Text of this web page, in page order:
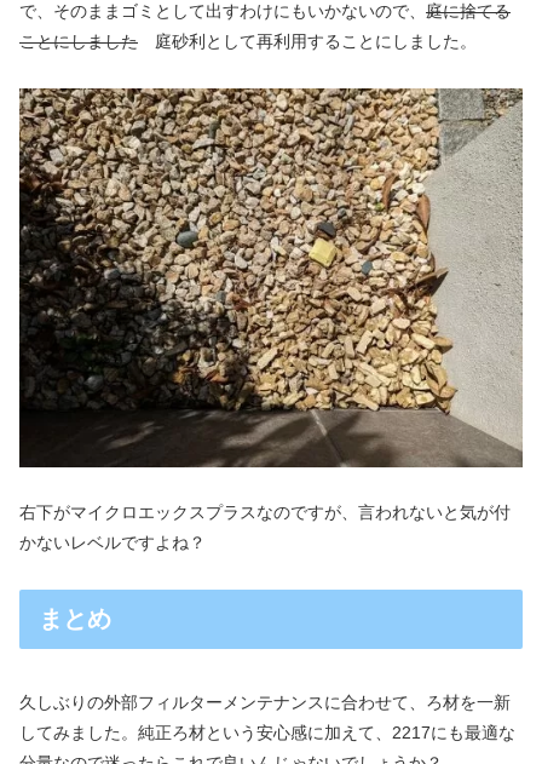
で、そのままゴミとして出すわけにもいかないので、 庭に捨てる
ことにしました 庭砂利として再利用することにしました。
右下がマイクロエックスプラスなのですが、言われないと気が付
かないレベルですよね？
まとめ
久しぶりの外部フィルターメンテナンスに合わせて、ろ材を一新
してみました。純正ろ材という安心感に加えて、2217にも最適な